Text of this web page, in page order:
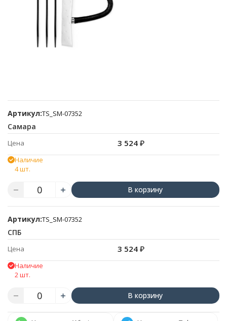
Артикул:TS_SM-07352
Самара
Цена 3 524 ₽
Наличие
4 шт.
В корзину
Артикул:TS_SM-07352
СПБ
Цена 3 524 ₽
Наличие
2 шт.
В корзину